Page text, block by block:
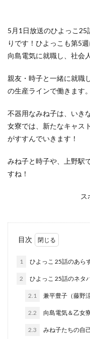
5月1日放送のひよっこ25
りです！ひよっこも第5
向島電気に就職し、社会
親友・時子と一緒に就職
の生産ラインで働きます。
不器用なみね子は、いき
女寮では、新たなキャス
がすすんでいきます！
みね子と時子や、上野駅
すね！
ス
目次
1 ひよっこ 25話のあら
2 ひよっこ 25話のネタ
2.1 兼平豊子（藤野
2.2 向島電気＆乙女
2.3 みね子たちの自